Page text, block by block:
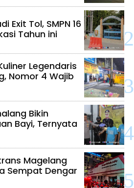
Exit Tol, SMPN 16
Tahun ini
Legendaris
Nomor 4 Wajib
Bikin
Bayi, Ternyata
Magelang
Sempat Dengar